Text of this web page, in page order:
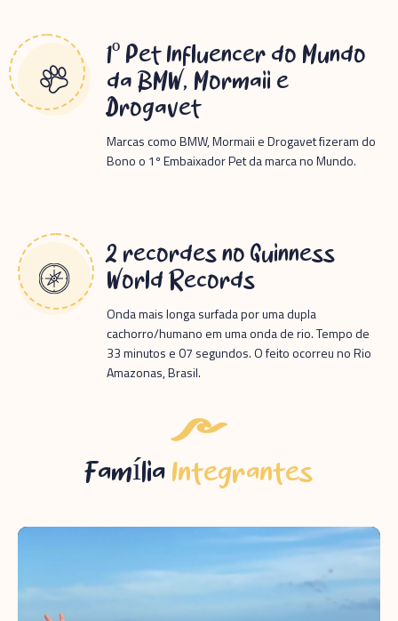
1º Pet Influencer do Mundo
da BMW, Mormaii e
Drogavet
Marcas como BMW, Mormaii e Drogavet fizeram do
Bono o 1º Embaixador Pet da marca no Mundo.
2 recordes no Guinness
World Records
Onda mais longa surfada por uma dupla
cachorro/humano em uma onda de rio. Tempo de
33 minutos e 07 segundos. O feito ocorreu no Rio
Amazonas, Brasil.
Família Integrantes